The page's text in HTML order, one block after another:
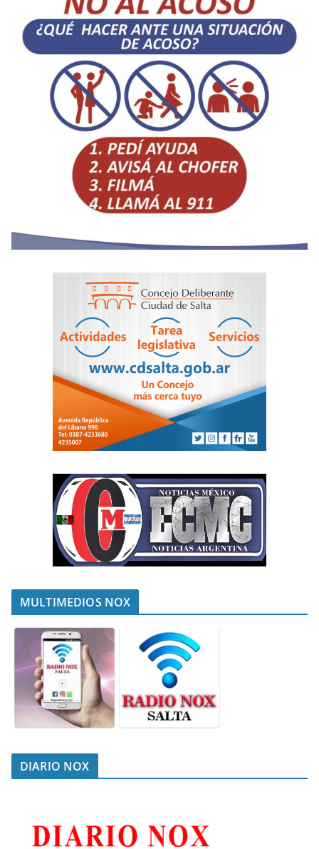
MULTIMEDIOS NOX
DIARIO NOX